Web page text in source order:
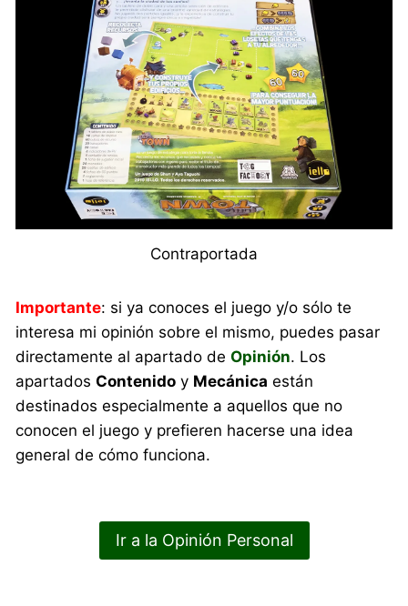
Contraportada
Importante: si ya conoces el juego y/o sólo te
interesa mi opinión sobre el mismo, puedes pasar
directamente al apartado deOpinión. Los
apartadosContenido y Mecánica están
destinados especialmente a aquellos que no
conocen el juego y prefieren hacerse una idea
general de cómo funciona.
Ir a la Opinión Personal